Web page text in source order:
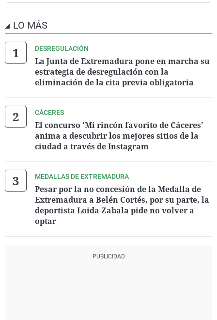
LO MÁS
DESREGULACIÓN
La Junta de Extremadura pone en marcha su
estrategia de desregulación con la
eliminación de la cita previa obligatoria
CÁCERES
El concurso 'Mi rincón favorito de Cáceres'
anima a descubrir los mejores sitios de la
ciudad a través de Instagram
MEDALLAS DE EXTREMADURA
Pesar por la no concesión de la Medalla de
Extremadura a Belén Cortés, por su parte, la
deportista Loida Zabala pide no volver a
optar